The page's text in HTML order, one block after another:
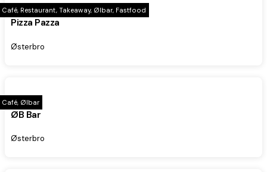
Café, Restaurant, Takeaway, Ølbar, Fastfood
Pizza Pazza
Østerbro
Café, Ølbar
ØB Bar
Østerbro